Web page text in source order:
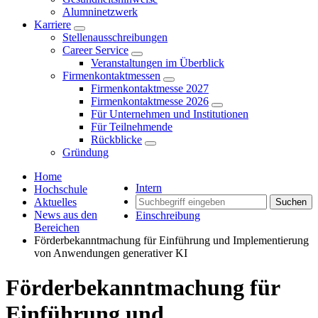
Alumninetzwerk
Karriere
Stellenausschreibungen
Career Service
Veranstaltungen im Überblick
Firmenkontaktmessen
Firmenkontaktmesse 2027
Firmenkontaktmesse 2026
Für Unternehmen und Institutionen
Für Teilnehmende
Rückblicke
Gründung
Intern
Suchen
Einschreibung
Home
Hochschule
Aktuelles
News aus den
Bereichen
Förderbekanntmachung für Einführung und Implementierung
von Anwendungen generativer KI
Förderbekanntmachung für